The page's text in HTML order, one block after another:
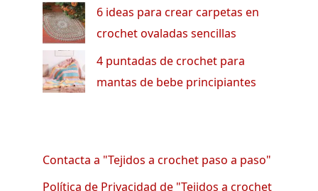
6 ideas para crear carpetas en
crochet ovaladas sencillas
4 puntadas de crochet para
mantas de bebe principiantes
Contacta a "Tejidos a crochet paso a paso"
Política de Privacidad de "Tejidos a crochet